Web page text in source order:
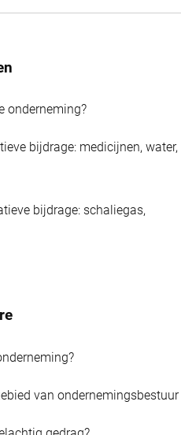
onderneming?
bijdrage: medicijnen, water,
bijdrage: schaliegas,
van ondernemingsbestuur